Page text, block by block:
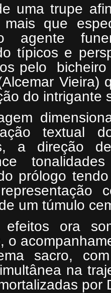
uma trupe
mais que
agente
típicos e
pelo
Vieira)
do intrigante
textual
a direção
prólogo
um túmulo
ora
o
sacro,
na
por